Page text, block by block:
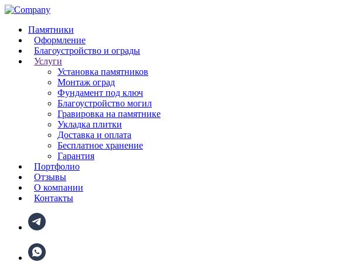
Памятники
Оформление
Благоустройство и ограды
Услуги
Установка памятников
Монтаж оград
Фундамент под ключ
Благоустройство могил
Гравировка на памятнике
Укладка плитки
Доставка и оплата
Бесплатное хранение
Гарантия
Портфолио
Отзывы
О компании
Контакты